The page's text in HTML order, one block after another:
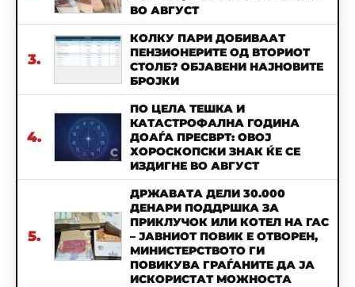
ВО АВГУСТ
3.
КОЛКУ ПАРИ ДОБИВААТ
ПЕНЗИОНЕРИТЕ ОД ВТОРИОТ
СТОЛБ? ОБЈАВЕНИ НАЈНОВИТЕ
БРОЈКИ
4.
ПО ЦЕЛА ТЕШКА И
КАТАСТРОФАЛНА ГОДИНА
ДОАЃА ПРЕСВРТ: ОВОЈ
ХОРОСКОПСКИ ЗНАК ЌЕ СЕ
ИЗДИГНЕ ВО АВГУСТ
5.
ДРЖАВАТА ДЕЛИ 30.000
ДЕНАРИ ПОДДРШКА ЗА
ПРИКЛУЧОК ИЛИ КОТЕЛ НА ГАС
– ЈАВНИОТ ПОВИК Е ОТВОРЕН,
МИНИСТЕРСТВОТО ГИ
ПОВИКУВА ГРАЃАНИТЕ ДА ЈА
ИСКОРИСТАТ МОЖНОСТА